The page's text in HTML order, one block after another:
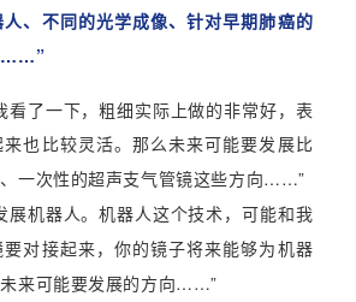
、不同的光学成像、针对早期肺癌的
……”
看了一下，粗细实际上做的非常好，表
也比较灵活。那么未来可能要发展比
一次性的超声支气管镜这些方向……”
展机器人。机器人这个技术，可能和我
对接起来，你的镜子将来能够为机器
来可能要发展的方向……”